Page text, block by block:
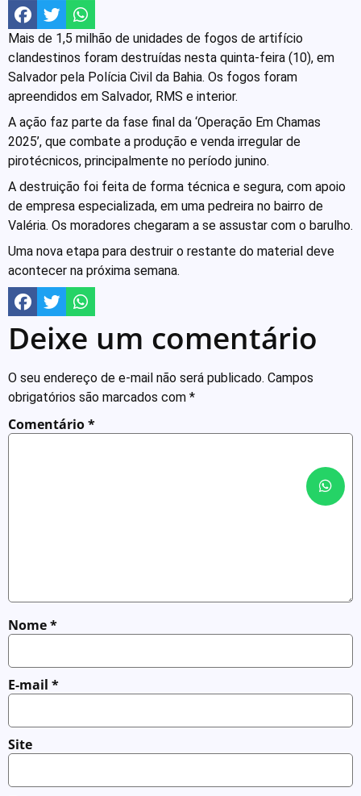
Mais de 1,5 milhão de unidades de fogos de artifício
clandestinos foram destruídas nesta quinta-feira (10), em
Salvador pela Polícia Civil da Bahia. Os fogos foram
apreendidos em Salvador, RMS e interior.
A ação faz parte da fase final da ‘Operação Em Chamas
2025’, que combate a produção e venda irregular de
pirotécnicos, principalmente no período junino.
A destruição foi feita de forma técnica e segura, com apoio
de empresa especializada, em uma pedreira no bairro de
Valéria. Os moradores chegaram a se assustar com o barulho.
Uma nova etapa para destruir o restante do material deve
acontecer na próxima semana.
Deixe um comentário
O seu endereço de e-mail não será publicado. Campos
obrigatórios são marcados com *
Comentário*
Nome*
E-mail *
Site